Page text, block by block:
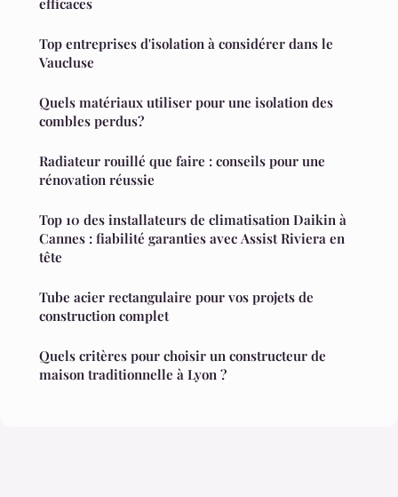
efficaces
Top entreprises d'isolation à considérer dans le
Vaucluse
Quels matériaux utiliser pour une isolation des
combles perdus?
Radiateur rouillé que faire : conseils pour une
rénovation réussie
Top 10 des installateurs de climatisation Daikin à
Cannes : fiabilité garanties avec Assist Riviera en
tête
Tube acier rectangulaire pour vos projets de
construction complet
Quels critères pour choisir un constructeur de
maison traditionnelle à Lyon ?